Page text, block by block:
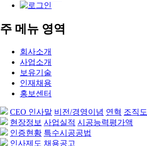
주 메뉴 영역
회사소개
사업소개
보유기술
인재채용
홍보센터
CEO 인사말 비전/경영이념 연혁 조직도
현장정보 사업실적 시공능력평가액
인증현황 특수시공공법
인사제도 채용공고